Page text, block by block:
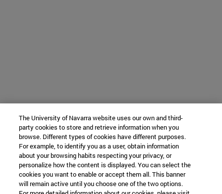
The University of Navarra website uses our own and third-
party cookies to store and retrieve information when you
browse. Different types of cookies have different purposes.
For example, to identify you as a user, obtain information
about your browsing habits respecting your privacy, or
personalize how the content is displayed. You can select the
cookies you want to enable or accept them all. This banner
will remain active until you choose one of the two options.